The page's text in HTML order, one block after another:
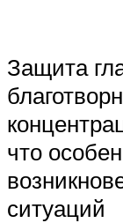
Защита
что
ситуаций